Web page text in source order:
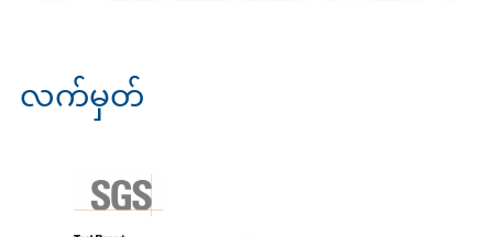
လက်မှတ်